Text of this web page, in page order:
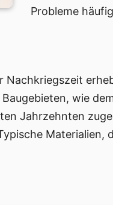
Probleme
Nachkriegszeit
wie
Jahrzehnten
Materialien,